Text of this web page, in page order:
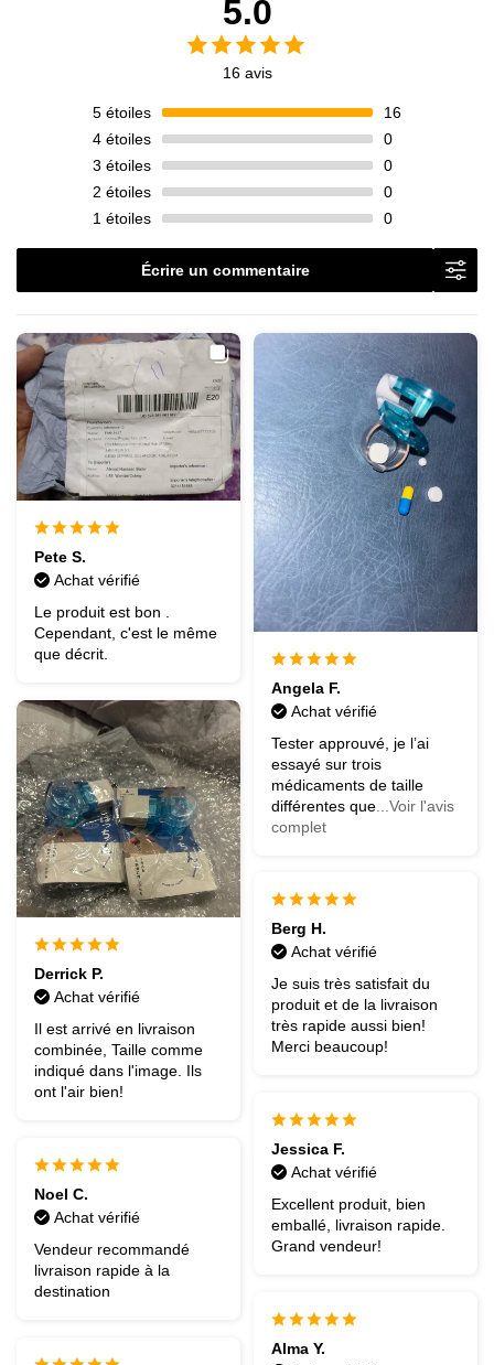
5.0
16 avis
5 étoiles
16
4 étoiles
0
3 étoiles
0
2 étoiles
0
1 étoiles 0
Écrire un commentaire
Pete S.
Achat vérifié
Le produit est bon .
Cependant, c'est le même
que décrit.
Angela F.
Achat vérifié
Tester approuvé, je l’ai
essayé sur trois
médicaments de taille
différentes que ...Voir l'avis
complet
Derrick P.
Achat vérifié
Il est arrivé en livraison
combinée, Taille comme
indiqué dans l'image. Ils
ont l'air bien!
Berg H.
Achat vérifié
Je suis très satisfait du
produit et de la livraison
très rapide aussi bien!
Merci beaucoup!
Jessica F.
Achat vérifié
Excellent produit, bien
emballé, livraison rapide.
Grand vendeur!
Noel C.
Achat vérifié
Vendeur recommandé
livraison rapide à la
destination
Alma Y.